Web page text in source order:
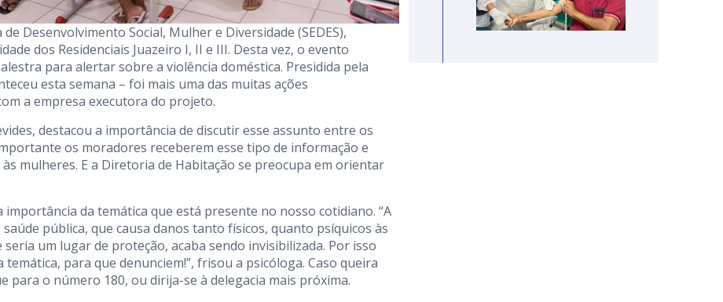
Desenvolvimento Social, Mulher e Diversidade (SEDES),
dos Residenciais Juazeiro I, II e III. Desta vez, o evento
para alertar sobre a violência doméstica. Presidida pela
esta semana – foi mais uma das muitas ações
a empresa executora do projeto.
destacou a importância de discutir esse assunto entre os
os moradores receberem esse tipo de informação e
mulheres. E a Diretoria de Habitação se preocupa em orientar
da temática que está presente no nosso cotidiano. “A
pública, que causa danos tanto físicos, quanto psíquicos às
um lugar de proteção, acaba sendo invisibilizada. Por isso
para que denunciem!”, frisou a psicóloga. Caso queira
para o número 180, ou dirija-se à delegacia mais próxima.